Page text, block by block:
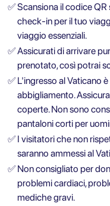
✅Scansiona il codice
check-in per il tuo
viaggio essenziali.
✅Assicurati di arrivare
prenotato, così potrai
✅ L'ingresso al Vaticano
abbigliamento.
coperte. Non sono
pantaloni corti per
✅ I visitatori che non
saranno ammessi al
✅ Non consigliato per
problemi cardiaci,
mediche gravi.